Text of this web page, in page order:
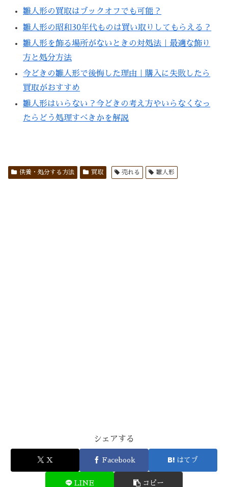
雛人形の買取はブックオフでも可能？
雛人形の昭和30年代ものは買い取りしてもらえる？
雛人形を飾る場所がないときの対処法｜最適な飾り
方と処分方法
今どきの雛人形で後悔した理由｜購入に失敗したら
買取がおすすめ
雛人形はいらない？今どきの考え方やいらなくなっ
たらどう処理すべきかを解説
供養・処分する方法 買取 売れる 雛人形
シェアする
X Facebook はてブ
LINE コピー